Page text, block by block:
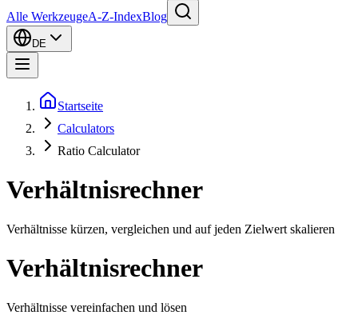
Alle WerkzeugeA-Z-IndexBlog
DE
Startseite
Calculators
Ratio Calculator
Verhältnisrechner
Verhältnisse kürzen, vergleichen und auf jeden Zielwert skalieren
Verhältnisrechner
Verhältnisse vereinfachen und lösen